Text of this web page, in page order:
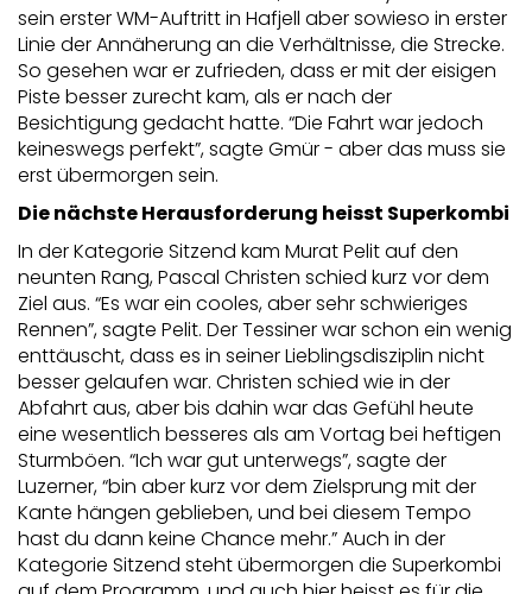
sein erster WM-Auftritt in Hafjell aber sowieso in erster
Linie der Annäherung an die Verhältnisse, die Strecke.
So gesehen war er zufrieden, dass er mit der eisigen
Piste besser zurecht kam, als er nach der
Besichtigung gedacht hatte. “Die Fahrt war jedoch
keineswegs perfekt”, sagte Gmür - aber das muss sie
erst übermorgen sein.
Die nächste Herausforderung heisst Superkombi
In der Kategorie Sitzend kam Murat Pelit auf den
neunten Rang, Pascal Christen schied kurz vor dem
Ziel aus. “Es war ein cooles, aber sehr schwieriges
Rennen”, sagte Pelit. Der Tessiner war schon ein wenig
enttäuscht, dass es in seiner Lieblingsdisziplin nicht
besser gelaufen war. Christen schied wie in der
Abfahrt aus, aber bis dahin war das Gefühl heute
eine wesentlich besseres als am Vortag bei heftigen
Sturmböen. “Ich war gut unterwegs”, sagte der
Luzerner, “bin aber kurz vor dem Zielsprung mit der
Kante hängen geblieben, und bei diesem Tempo
hast du dann keine Chance mehr.” Auch in der
Kategorie Sitzend steht übermorgen die Superkombi